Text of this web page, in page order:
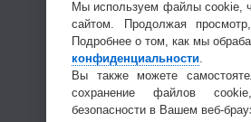
Мы используем файлы cookie,
сайтом. Продолжая
Подробнее о том, как мы
конфиденциальности.
Вы также можете
сохранение файлов
безопасности в Вашем веб-